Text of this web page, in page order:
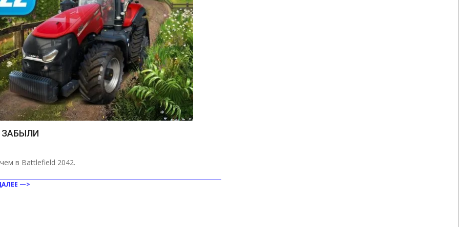
ЗАБЫЛИ
в Battlefield 2042.
—>